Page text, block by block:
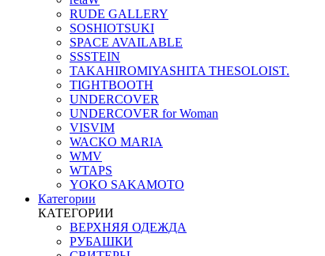
RUDE GALLERY
SOSHIOTSUKI
SPACE AVAILABLE
SSSTEIN
TAKAHIROMIYASHITA THESOLOIST.
TIGHTBOOTH
UNDERCOVER
UNDERCOVER for Woman
VISVIM
WACKO MARIA
WMV
WTAPS
YOKO SAKAMOTO
Категории
КАТЕГОРИИ
ВЕРХНЯЯ ОДЕЖДА
РУБАШКИ